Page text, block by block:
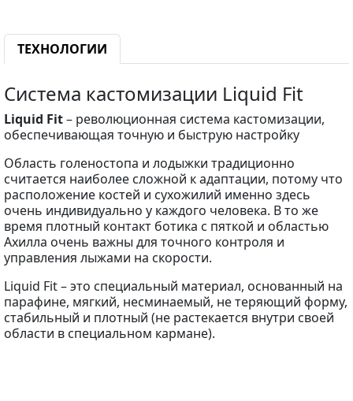
ТЕХНОЛОГИИ
Система кастомизации Liquid Fit
Liquid Fit– революционная система кастомизации,
обеспечивающая точную и быструю настройку
Область голеностопа и лодыжки традиционно
считается наиболее сложной к адаптации, потому что
расположение костей и сухожилий именно здесь
очень индивидуально у каждого человека. В то же
время плотный контакт ботика с пяткой и областью
Ахилла очень важны для точного контроля и
управления лыжами на скорости.
Liquid Fit – это специальный материал, основанный на
парафине, мягкий, несминаемый, не теряющий форму,
стабильный и плотный (не растекается внутри своей
области в специальном кармане).